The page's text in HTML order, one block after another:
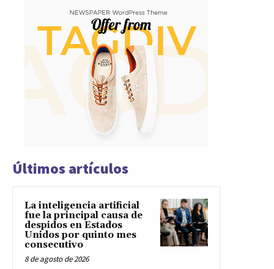
Últimos artículos
La inteligencia artificial
fue la principal causa de
despidos en Estados
Unidos por quinto mes
consecutivo
8 de agosto de 2026